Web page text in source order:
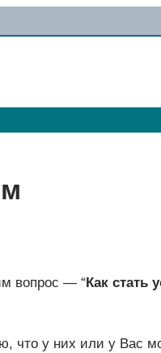
вопрос — “ Как стать
что у них или у Вас